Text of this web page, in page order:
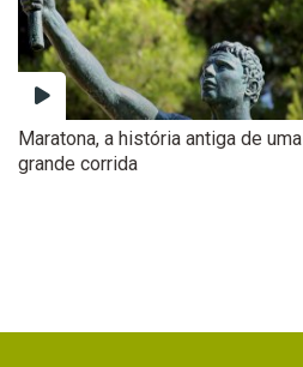
Maratona, a história antiga de uma
grande corrida